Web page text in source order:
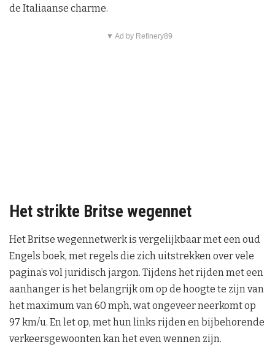
de Italiaanse charme.
▼ Ad by Refinery89
Het strikte Britse wegennet
Het Britse wegennetwerk is vergelijkbaar met een oud
Engels boek, met regels die zich uitstrekken over vele
pagina’s vol juridisch jargon. Tijdens het rijden met een
aanhanger is het belangrijk om op de hoogte te zijn van
het maximum van 60 mph, wat ongeveer neerkomt op
97 km/u. En let op, met hun links rijden en bijbehorende
verkeersgewoonten kan het even wennen zijn.